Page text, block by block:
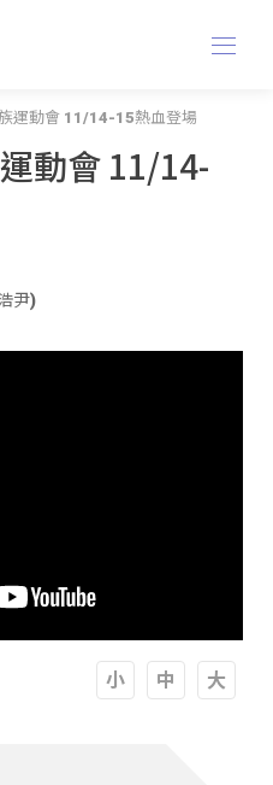
運動會 11/14-15熱血登場
動會 11/14-
尹)